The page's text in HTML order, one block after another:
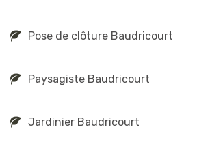
Pose de clôture Baudricourt
Paysagiste Baudricourt
Jardinier Baudricourt